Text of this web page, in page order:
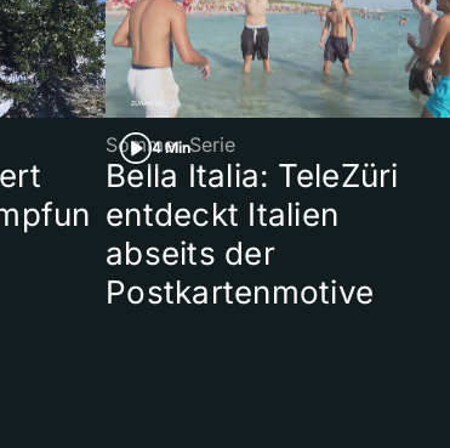
4 Min
Sommer-Serie
Bella Italia: TeleZüri
entdeckt Italien
abseits der
Postkartenmotive